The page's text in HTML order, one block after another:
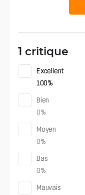
1 critique
Excellent
100%
Bien
0%
Moyen
0%
Bas
0%
Mauvais